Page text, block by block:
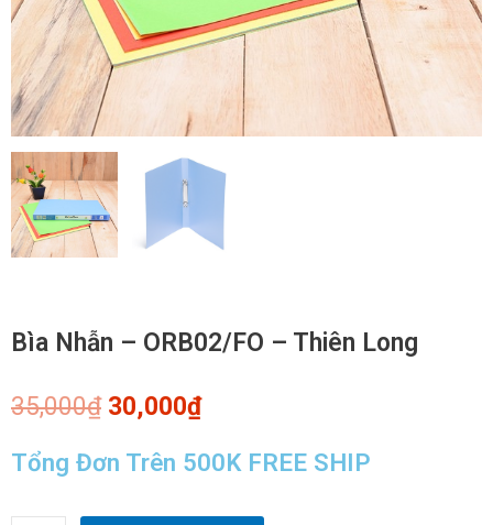
Bìa Nhẫn – ORB02/FO – Thiên Long
35,000₫ Giá
là:
35,000₫.
30,000₫Giá
tại
là:
Tổng Đơn Trên 500K FREE SHIP